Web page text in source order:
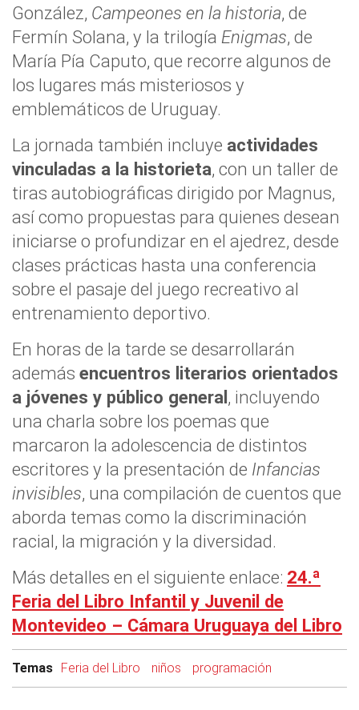
González, Campeones en la historia, de
Fermín Solana, y la trilogía Enigmas, de
María Pía Caputo, que recorre algunos de
los lugares más misteriosos y
emblemáticos de Uruguay.
La jornada también incluye actividades
vinculadas a la historieta, con un taller de
tiras autobiográficas dirigido por Magnus,
así como propuestas para quienes desean
iniciarse o profundizar en el ajedrez, desde
clases prácticas hasta una conferencia
sobre el pasaje del juego recreativo al
entrenamiento deportivo.
En horas de la tarde se desarrollarán
además encuentros literarios orientados
a jóvenes y público general, incluyendo
una charla sobre los poemas que
marcaron la adolescencia de distintos
escritores y la presentación de Infancias
invisibles, una compilación de cuentos que
aborda temas como la discriminación
racial, la migración y la diversidad.
Más detalles en el siguiente enlace: 24.ª
Feria del Libro Infantil y Juvenil de
Montevideo – Cámara Uruguaya del Libro
Temas Feria del Libro niños programación